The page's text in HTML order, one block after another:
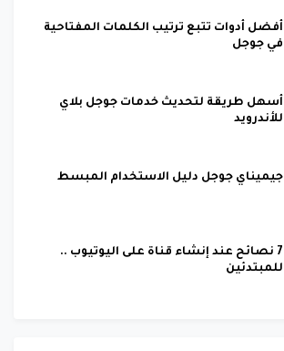
أفضل أدوات تتبع ترتيب الكلمات المفتاحية
في جوجل
أسهل طريقة لتحديث خدمات جوجل بلاي
للأندرويد
جيميناي جوجل دليل الاستخدام المبسط
7 نصائح عند إنشاء قناة على اليوتيوب ..
للمبتدئين